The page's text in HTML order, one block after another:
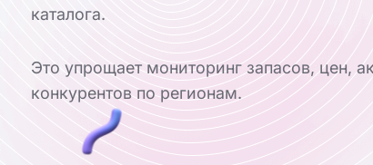
каталога.
Это упрощает мониторинг запасов, цен,
конкурентов по регионам.